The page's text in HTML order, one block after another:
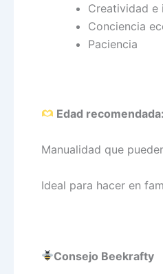
Creatividad e
Conciencia
Paciencia
Edad recomendada:
Manualidad que
Ideal para hacer en
Consejo Beekrafty